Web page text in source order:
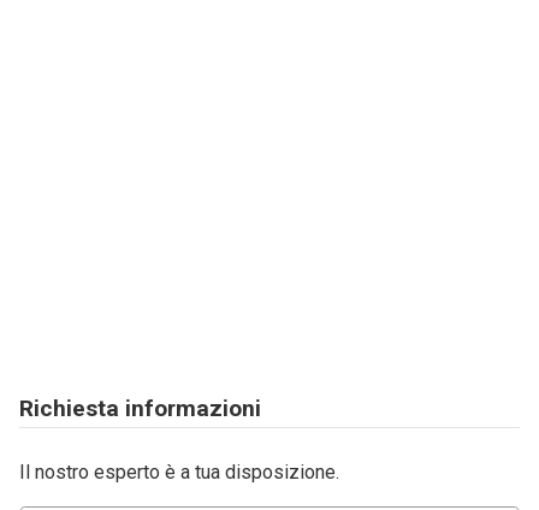
Richiesta informazioni
Il nostro esperto è a tua disposizione.